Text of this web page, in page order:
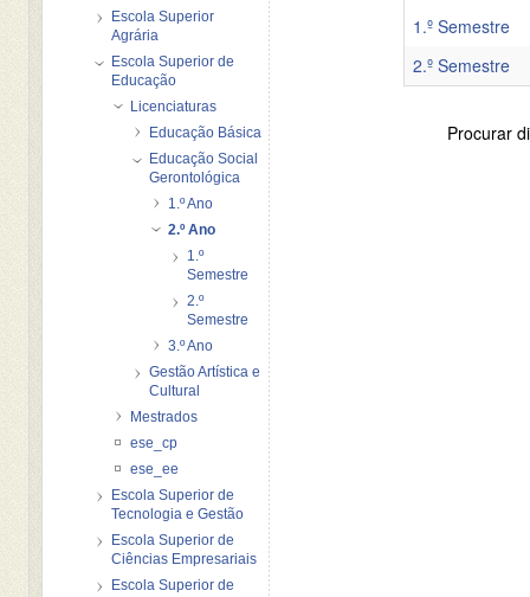
1.º Semestre
2.º Semestre
Procurar
Escola Superior
Agrária
Escola Superior de
Educação
Licenciaturas
Educação Básica
Educação Social
Gerontológica
1.º Ano
2.º Ano
1.º
Semestre
2.º
Semestre
3.º Ano
Gestão Artística e
Cultural
Mestrados
ese_cp
ese_ee
Escola Superior de
Tecnologia e Gestão
Escola Superior de
Ciências Empresariais
Escola Superior de